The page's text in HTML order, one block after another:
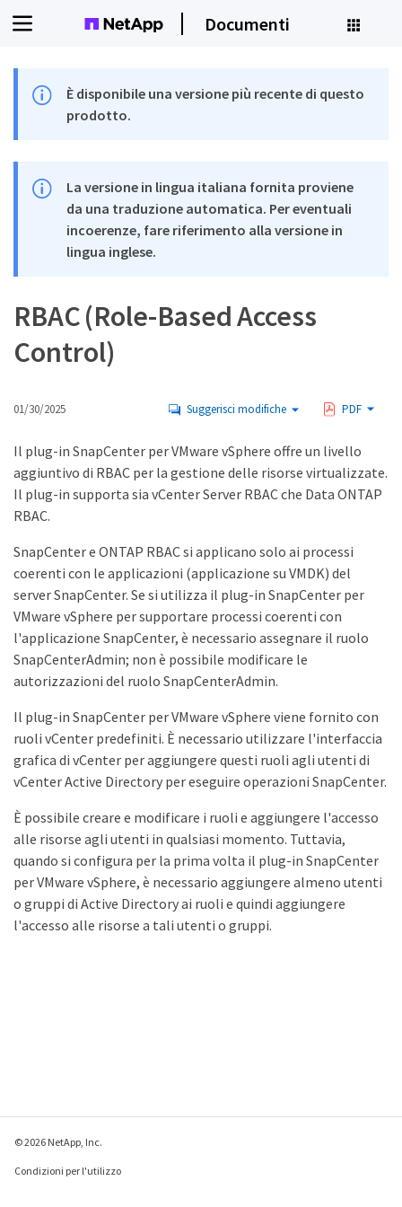
Documenti
È disponibile una versione più recente di questo
prodotto.
La versione in lingua italiana fornita proviene
da una traduzione automatica. Per eventuali
incoerenze, fare riferimento alla versione in
lingua inglese.
RBAC (Role-Based Access
Control)
01/30/2025 Suggerisci modifiche PDF
Il plug-in SnapCenter per VMware vSphere offre un livello
aggiuntivo di RBAC per la gestione delle risorse virtualizzate.
Il plug-in supporta sia vCenter Server RBAC che Data ONTAP
RBAC.
SnapCenter e ONTAP RBAC si applicano solo ai processi
coerenti con le applicazioni (applicazione su VMDK) del
server SnapCenter. Se si utilizza il plug-in SnapCenter per
VMware vSphere per supportare processi coerenti con
l'applicazione SnapCenter, è necessario assegnare il ruolo
SnapCenterAdmin; non è possibile modificare le
autorizzazioni del ruolo SnapCenterAdmin.
Il plug-in SnapCenter per VMware vSphere viene fornito con
ruoli vCenter predefiniti. È necessario utilizzare l'interfaccia
grafica di vCenter per aggiungere questi ruoli agli utenti di
vCenter Active Directory per eseguire operazioni SnapCenter.
È possibile creare e modificare i ruoli e aggiungere l'accesso
alle risorse agli utenti in qualsiasi momento. Tuttavia,
quando si configura per la prima volta il plug-in SnapCenter
per VMware vSphere, è necessario aggiungere almeno utenti
o gruppi di Active Directory ai ruoli e quindi aggiungere
l'accesso alle risorse a tali utenti o gruppi.
© 2026 NetApp, Inc.
Condizioni per l'utilizzo